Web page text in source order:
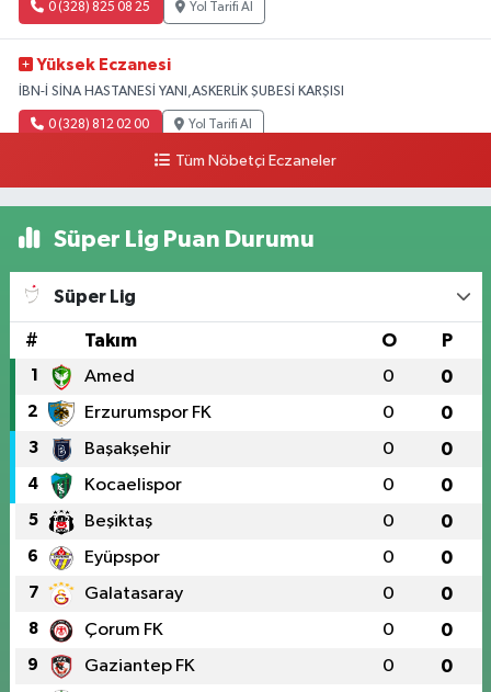
0 (328) 825 08 25 Yol Tarifi Al
Yüksek Eczanesi
İBN-İ SİNA HASTANESİ YANI,ASKERLİK ŞUBESİ KARŞISI
0 (328) 812 02 00 Yol Tarifi Al
Tüm Nöbetçi Eczaneler
Süper Lig Puan Durumu
Süper Lig
# Takım O P
1 Amed 0 0
2 Erzurumspor FK 0 0
3 Başakşehir 0 0
4 Kocaelispor 0 0
5 Beşiktaş 0 0
6 Eyüpspor 0 0
7 Galatasaray 0 0
8 Çorum FK 0 0
9 Gaziantep FK 0 0